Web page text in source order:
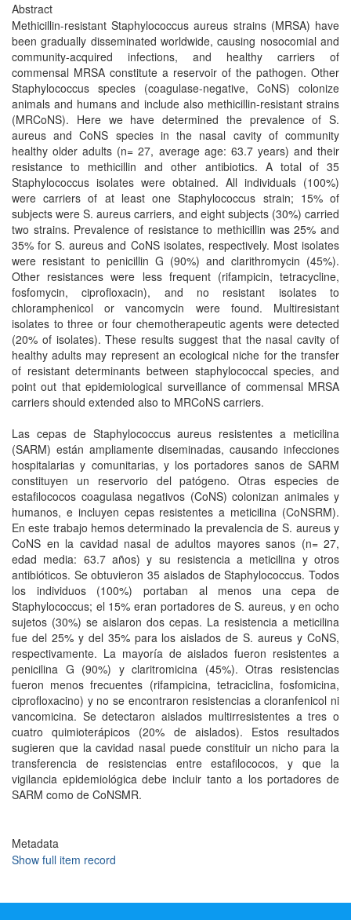
Abstract
Methicillin-resistant Staphylococcus aureus strains (MRSA) have
been gradually disseminated worldwide, causing nosocomial and
community-acquired infections, and healthy carriers of
commensal MRSA constitute a reservoir of the pathogen. Other
Staphylococcus species (coagulase-negative, CoNS) colonize
animals and humans and include also methicillin-resistant strains
(MRCoNS). Here we have determined the prevalence of S.
aureus and CoNS species in the nasal cavity of community
healthy older adults (n= 27, average age: 63.7 years) and their
resistance to methicillin and other antibiotics. A total of 35
Staphylococcus isolates were obtained. All individuals (100%)
were carriers of at least one Staphylococcus strain; 15% of
subjects were S. aureus carriers, and eight subjects (30%) carried
two strains. Prevalence of resistance to methicillin was 25% and
35% for S. aureus and CoNS isolates, respectively. Most isolates
were resistant to penicillin G (90%) and clarithromycin (45%).
Other resistances were less frequent (rifampicin, tetracycline,
fosfomycin, ciprofloxacin), and no resistant isolates to
chloramphenicol or vancomycin were found. Multiresistant
isolates to three or four chemotherapeutic agents were detected
(20% of isolates). These results suggest that the nasal cavity of
healthy adults may represent an ecological niche for the transfer
of resistant determinants between staphylococcal species, and
point out that epidemiological surveillance of commensal MRSA
carriers should extended also to MRCoNS carriers.
Las cepas de Staphylococcus aureus resistentes a meticilina
(SARM) están ampliamente diseminadas, causando infecciones
hospitalarias y comunitarias, y los portadores sanos de SARM
constituyen un reservorio del patógeno. Otras especies de
estafilococos coagulasa negativos (CoNS) colonizan animales y
humanos, e incluyen cepas resistentes a meticilina (CoNSRM).
En este trabajo hemos determinado la prevalencia de S. aureus y
CoNS en la cavidad nasal de adultos mayores sanos (n= 27,
edad media: 63.7 años) y su resistencia a meticilina y otros
antibióticos. Se obtuvieron 35 aislados de Staphylococcus. Todos
los individuos (100%) portaban al menos una cepa de
Staphylococcus; el 15% eran portadores de S. aureus, y en ocho
sujetos (30%) se aislaron dos cepas. La resistencia a meticilina
fue del 25% y del 35% para los aislados de S. aureus y CoNS,
respectivamente. La mayoría de aislados fueron resistentes a
penicilina G (90%) y claritromicina (45%). Otras resistencias
fueron menos frecuentes (rifampicina, tetraciclina, fosfomicina,
ciprofloxacino) y no se encontraron resistencias a cloranfenicol ni
vancomicina. Se detectaron aislados multirresistentes a tres o
cuatro quimioterápicos (20% de aislados). Estos resultados
sugieren que la cavidad nasal puede constituir un nicho para la
transferencia de resistencias entre estafilococos, y que la
vigilancia epidemiológica debe incluir tanto a los portadores de
SARM como de CoNSMR.
Metadata
Show full item record